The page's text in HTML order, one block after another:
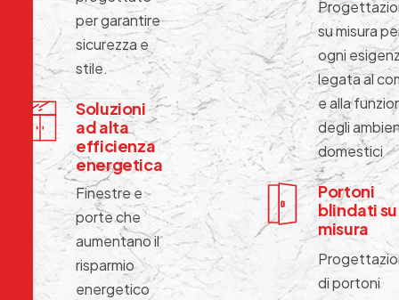
per garantire
sicurezza e
stile.
Soluzioni
ad alta
efficienza
energetica
Finestre e
porte che
aumentano il
risparmio
energetico
su misura
ogni
legata al
e alla
degli
domestici
Portoni
blindati su
misura
di portoni